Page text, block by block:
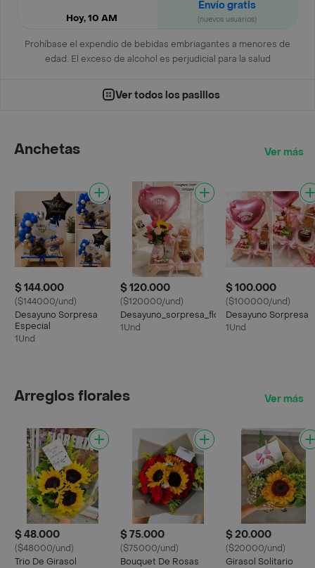
Hoy, 10 AM
Envío gratis
(nuevos usuarios)
Prohíbase el expendio de bebidas embriagantes a menores de
edad. El exceso de alcohol es perjudicial para la salud
Ver todos los pasillos
Anchetas Ver más
$ 144.000
($144000/und)
Desayuno Sorpresa
Especial
1Und
$ 120.000
($120000/und)
Desayuno_sorpresa_flores
1Und
$ 100.000
($100000/und)
Desayuno Sorpresa
1Und
Arreglos florales Ver más
$ 48.000
($48000/und)
Trio De Girasol
$ 75.000
($75000/und)
Bouquet De Rosas
$ 20.000
($20000/und)
Girasol Solitario